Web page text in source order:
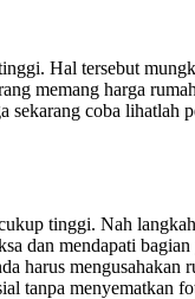
Hal tersebut
memang harga
coba lihatlah
tinggi. Nah
dan mendapati
harus
tanpa menyematkan